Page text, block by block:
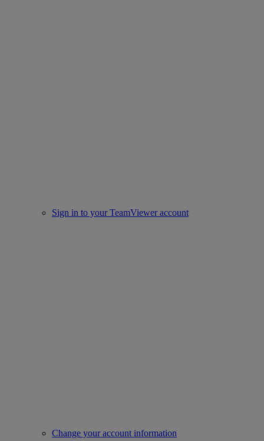
Sign in to your TeamViewer account
Change your account information